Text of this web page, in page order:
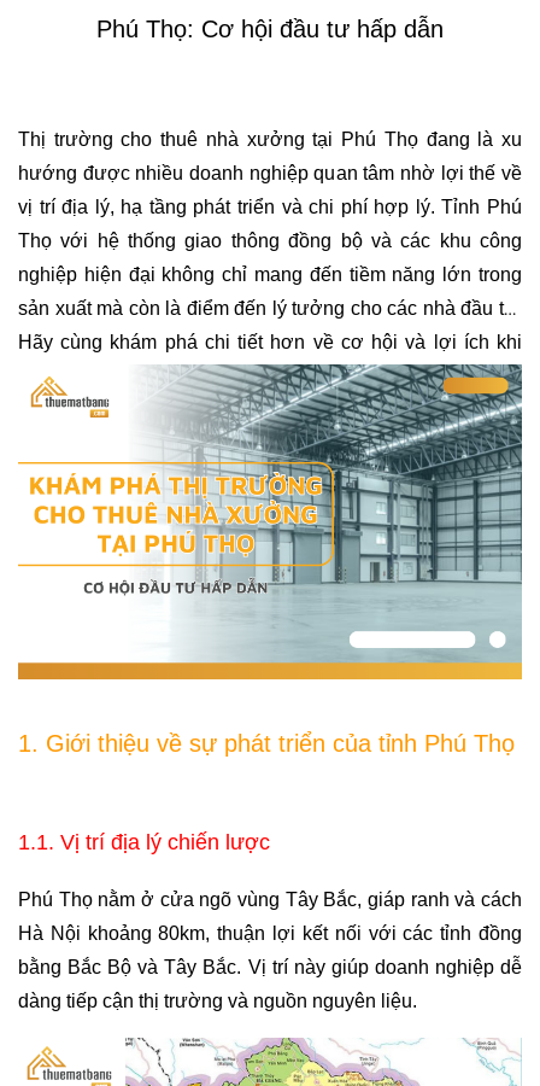
Phú Thọ: Cơ hội đầu tư hấp dẫn
Thị trường cho thuê nhà xưởng tại Phú Thọ đang là xu
hướng được nhiều doanh nghiệp quan tâm nhờ lợi thế về
vị trí địa lý, hạ tầng phát triển và chi phí hợp lý. Tỉnh Phú
Thọ với hệ thống giao thông đồng bộ và các khu công
nghiệp hiện đại không chỉ mang đến tiềm năng lớn trong
sản xuất mà còn là điểm đến lý tưởng cho các nhà đầu tư.
Hãy cùng khám phá chi tiết hơn về cơ hội và lợi ích khi
thuê nhà xưởng tại khu vực này!
1. Giới thiệu về sự phát triển của tỉnh Phú Thọ
1.1. Vị trí địa lý chiến lược
Phú Thọ nằm ở cửa ngõ vùng Tây Bắc, giáp ranh và cách
Hà Nội khoảng 80km, thuận lợi kết nối với các tỉnh đồng
bằng Bắc Bộ và Tây Bắc. Vị trí này giúp doanh nghiệp dễ
dàng tiếp cận thị trường và nguồn nguyên liệu.